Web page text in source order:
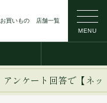
お買いもの
店舗一覧
MENU
アンケート回答で【ネ